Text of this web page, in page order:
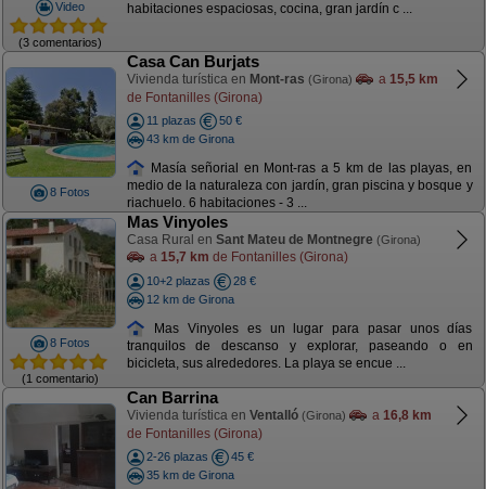
Video
(3 comentarios)
habitaciones espaciosas, cocina, gran jardín c ...
8 Fotos
Casa Can Burjats
Vivienda turística en Mont-ras (Girona) a 15,5 km
de Fontanilles (Girona)
11 plazas
50 €
43 km de Girona
Masía señorial en Mont-ras a 5 km de las playas, en
medio de la naturaleza con jardín, gran piscina y bosque y
riachuelo. 6 habitaciones - 3 ...
8 Fotos
(1 comentario)
Mas Vinyoles
Casa Rural en Sant Mateu de Montnegre (Girona)
a 15,7 km de Fontanilles (Girona)
10+2 plazas
28 €
12 km de Girona
Mas Vinyoles es un lugar para pasar unos días
tranquilos de descanso y explorar, paseando o en
bicicleta, sus alrededores. La playa se encue ...
Can Barrina
Vivienda turística en Ventalló (Girona) a 16,8 km
de Fontanilles (Girona)
2-26 plazas
45 €
35 km de Girona